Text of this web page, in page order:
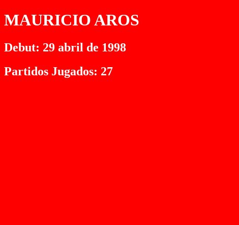
MAURICIO AROS
Debut: 29 abril de 1998
Partidos Jugados: 27